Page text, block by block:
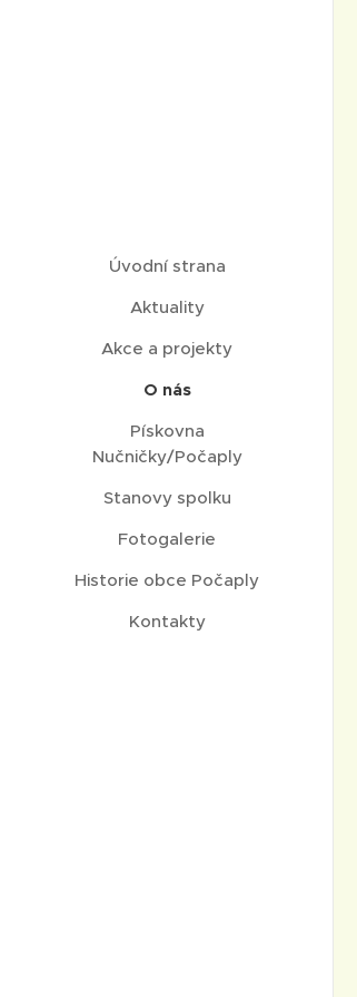
Úvodní strana
Aktuality
Akce a projekty
O nás
Pískovna
Nučničky/Počaply
Stanovy spolku
Fotogalerie
Historie obce Počaply
Kontakty